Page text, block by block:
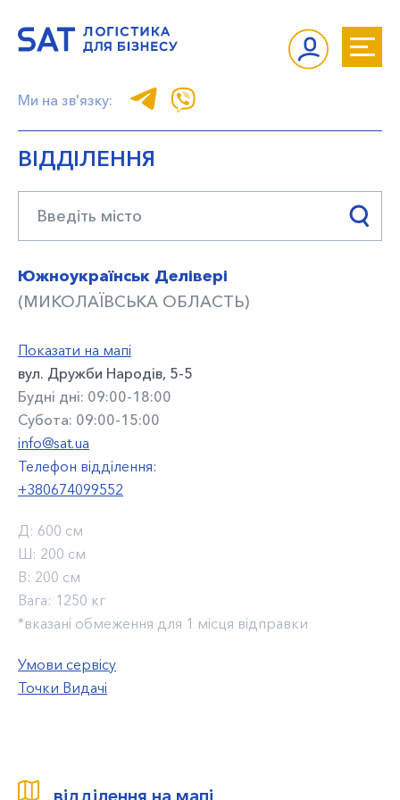
Ми на зв'язку:
ВІДДІЛЕННЯ
Южноукраїнськ Делівері
(МИКОЛАЇВСЬКА ОБЛАСТЬ)
Показати на мапі
вул. Дружби Народів, 5-5
Будні дні: 09:00-18:00
Субота: 09:00-15:00
info@sat.ua
Телефон відділення:
+380674099552
Д: 600 см
Ш: 200 см
В: 200 см
Вага: 1250 кг
*вказані обмеження для 1 місця відправки
Умови сервісу
Точки Видачі
відділення на мапі